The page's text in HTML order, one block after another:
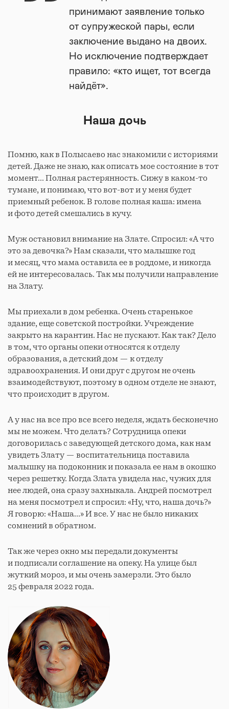
принимают заявление только
от супружеской пары, если
заключение выдано на двоих.
Но исключение подтверждает
правило: «кто ищет, тот всегда
найдёт».
Наша дочь
Помню, как в Полысаево нас знакомили с историями
детей. Даже не знаю, как описать мое состояние в тот
момент... Полная растерянность. Сижу в каком-то
тумане, и понимаю, что вот-вот и у меня будет
приемный ребенок. В голове полная каша: имена
и фото детей смешались в кучу.
Муж остановил внимание на Злате. Спросил: «А что
это за девочка?» Нам сказали, что малышке год
и месяц, что мама оставила ее в роддоме, и никогда
ей не интересовалась. Так мы получили направление
на Злату.
Мы приехали в дом ребенка. Очень старенькое
здание, еще советской постройки. Учреждение
закрыто на карантин. Нас не пускают. Как так? Дело
в том, что органы опеки относятся к отделу
образования, а детский дом — к отделу
здравоохранения. И они друг с другом не очень
взаимодействуют, поэтому в одном отделе не знают,
что происходит в другом.
А у нас на все про все всего неделя, ждать бесконечно
мы не можем. Что делать? Сотрудница опеки
договорилась с заведующей детского дома, как нам
увидеть Злату — воспитательница поставила
малышку на подоконник и показала ее нам в окошко
через решетку. Когда Злата увидела нас, чужих для
нее людей, она сразу захныкала. Андрей посмотрел
на меня посмотрел и спросил: «Ну, что, наша дочь?»
Я говорю: «Наша...» И все. У нас не было никаких
сомнений в обратном.
Так же через окно мы передали документы
и подписали соглашение на опеку. На улице был
жуткий мороз, и мы очень замерзли. Это было
25 февраля 2022 года.